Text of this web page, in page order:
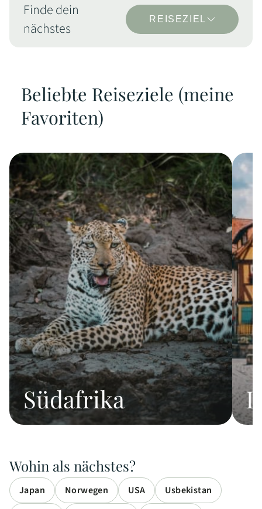
Finde dein
nächstes
REISEZIEL
Beliebte Reiseziele (meine
Favoriten)
Südafrika
Wohin als nächstes?
Japan Norwegen USA
Usbekistan